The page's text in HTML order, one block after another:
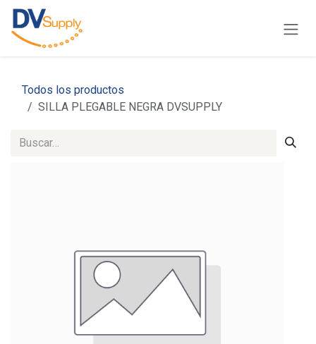
Ir al contenido
Todos los productos
SILLA PLEGABLE NEGRA DVSUPPLY